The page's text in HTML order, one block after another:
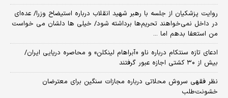
روایت پزشکیان از جلسه با رهبر شهید انقلاب درباره استیضاح وزرا/ عده‌ای
در داخل نمی‌خواهند تحریم‌ها برداشته شود/ خیلی ها دلشان می خواست
من استعفا بدهم اما ...
ادعای تازه سنتکام درباره ناو «آبراهام لینکلن» و محاصره دریایی ایران/
بیش از ۳۰ کشتی اجازه عبور گرفتند
نظر فقهی سروش محلاتی درباره مجازات سنگین برای معترضان
خشونت‌طلب